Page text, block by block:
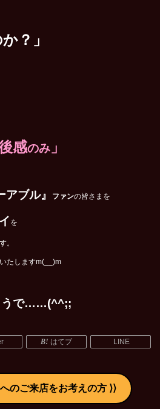
？」
感のみ 」
アブル』 ファンの皆さまを
を
。
たしますm(__)m
うで……(^^;;
はてブ LINE
のご来店をお考えの方